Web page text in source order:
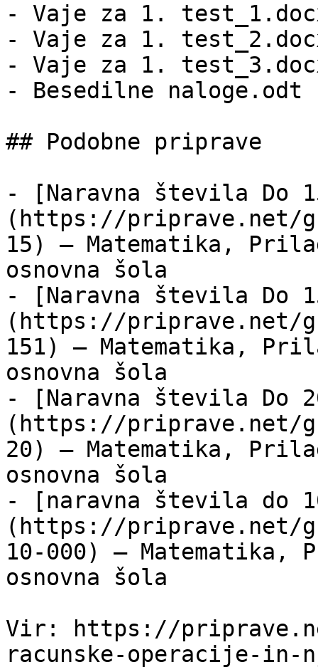
- Vaje za 1.
- Vaje za 1.
- Vaje za 1.
- Besedilne
## Podobne priprave
- [Naravna števila Do
(https://priprave.net/
15) — Matematika,
osnovna šola
- [Naravna števila Do
(https://priprave.net/
151) — Matematika,
osnovna šola
- [Naravna števila Do
(https://priprave.net/
20) — Matematika,
osnovna šola
- [naravna števila do
(https://priprave.net/
10-000) — Matematika,
osnovna šola
Vir: https://